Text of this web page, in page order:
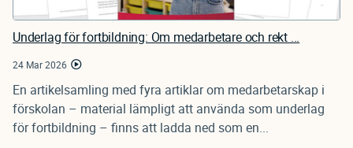
Underlag för fortbildning: Om medarbetare och rekt ...
24 Mar 2026
En artikelsamling med fyra artiklar om medarbetarskap i
förskolan – material lämpligt att använda som underlag
för fortbildning – finns att ladda ned som en...